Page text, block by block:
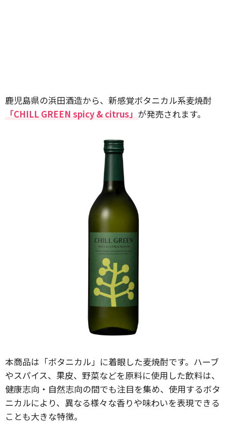
鹿児島県の浜田酒造から、新感覚ボタニカル系麦焼酎
「CHILL GREEN spicy & citrus」 が発売されます。
本商品は「ボタニカル」に着眼した麦焼酎です。ハーブ
やスパイス、果皮、野菜などを原料に使用した飲料は、
健康志向・自然志向の間でも注目を集め、使用するボタ
ニカルにより、異なる様々な香りや味わいを表現できる
ことも大きな特徴。